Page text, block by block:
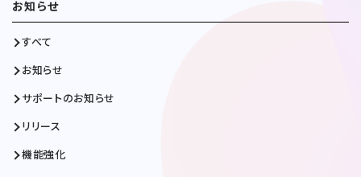
お知らせ
すべて
お知らせ
サポートのお知らせ
リリース
機能強化